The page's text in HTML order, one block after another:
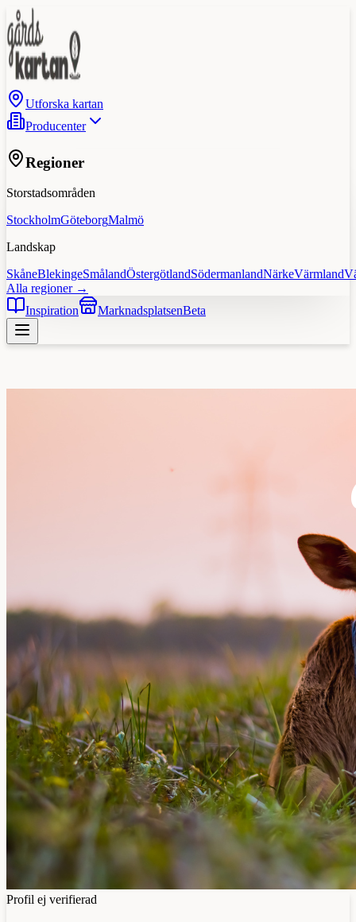
Utforska kartan
Producenter
Regioner
Storstadsområden
StockholmGöteborgMalmö
Landskap
SkåneBlekingeSmålandÖstergötlandSödermanlandNärkeVärmland
Alla regioner →
Inspiration
MarknadsplatsenBeta
Profil ej verifierad